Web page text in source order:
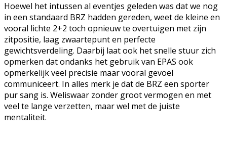
Hoewel het intussen al eventjes geleden was dat we nog
in een standaard BRZ hadden gereden, weet de kleine en
vooral lichte 2+2 toch opnieuw te overtuigen met zijn
zitpositie, laag zwaartepunt en perfecte
gewichtsverdeling. Daarbij laat ook het snelle stuur zich
opmerken dat ondanks het gebruik van EPAS ook
opmerkelijk veel precisie maar vooral gevoel
communiceert. In alles merk je dat de BRZ een sporter
pur sang is. Weliswaar zonder groot vermogen en met
veel te lange verzetten, maar wel met de juiste
mentaliteit.